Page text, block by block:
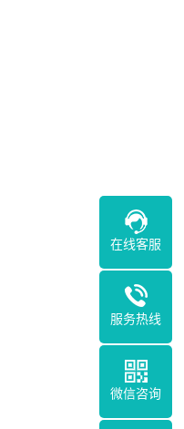
在线客服
服务热线
微信咨询